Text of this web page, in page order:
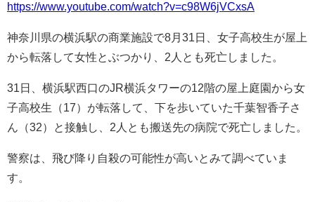
https://www.youtube.com/watch?v=c98W6jVCxsA
神奈川県の横浜駅の商業施設で8月31日、女子高校生が屋上
から転落して女性とぶつかり、2人とも死亡しました。
31日、横浜駅西口のJR横浜タワーの12階の屋上庭園から女
子高校生（17）が転落して、下を歩いていた千葉智香子さ
ん（32）と接触し、2人とも搬送先の病院で死亡しました。
警察は、飛び降り自殺の可能性が高いとみて調べていま
す。